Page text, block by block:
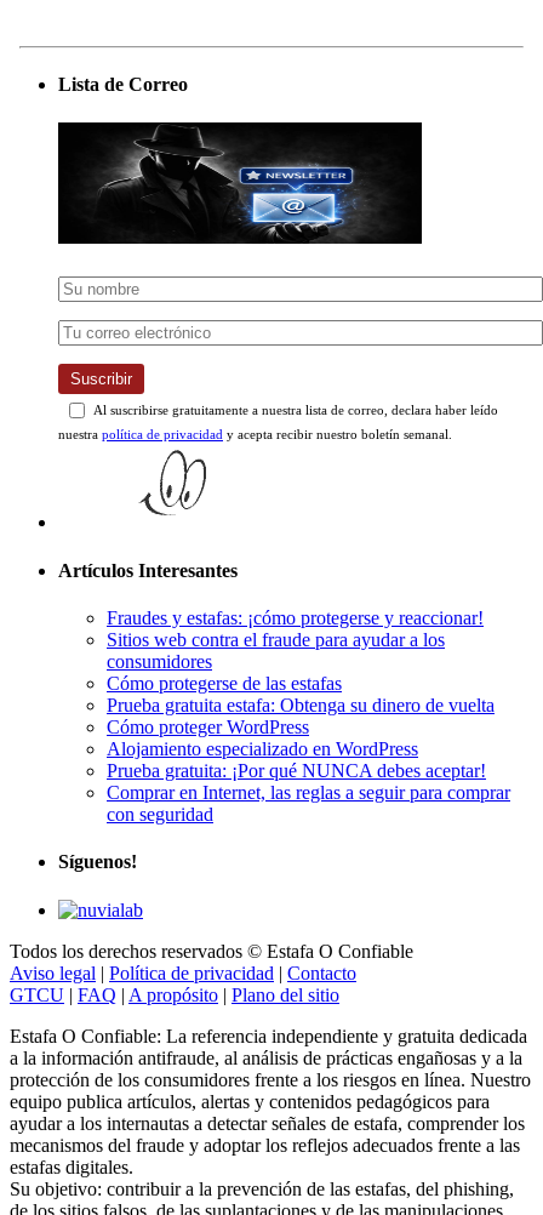
Lista de Correo
Suscribir
Al suscribirse gratuitamente a nuestra lista de correo, declara haber leído
nuestra política de privacidad y acepta recibir nuestro boletín semanal.
Artículos Interesantes
Fraudes y estafas: ¡cómo protegerse y reaccionar!
Sitios web contra el fraude para ayudar a los
consumidores
Cómo protegerse de las estafas
Prueba gratuita estafa: Obtenga su dinero de vuelta
Cómo proteger WordPress
Alojamiento especializado en WordPress
Prueba gratuita: ¡Por qué NUNCA debes aceptar!
Comprar en Internet, las reglas a seguir para comprar
con seguridad
Síguenos!
Todos los derechos reservados © Estafa O Confiable
Aviso legal | Política de privacidad | Contacto
GTCU | FAQ | A propósito | Plano del sitio
Estafa O Confiable: La referencia independiente y gratuita dedicada
a la información antifraude, al análisis de prácticas engañosas y a la
protección de los consumidores frente a los riesgos en línea. Nuestro
equipo publica artículos, alertas y contenidos pedagógicos para
ayudar a los internautas a detectar señales de estafa, comprender los
mecanismos del fraude y adoptar los reflejos adecuados frente a las
estafas digitales.
Su objetivo: contribuir a la prevención de las estafas, del phishing,
de los sitios falsos, de las suplantaciones y de las manipulaciones